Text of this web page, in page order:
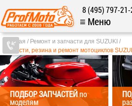
8 (495) 797-
≡ Меню
Главная
Ремонт и запчасти для SUZUKI
Запчасти, резина и ремонт мотоциклов
ПОДБОР ЗАПЧАСТЕЙпо
моделям